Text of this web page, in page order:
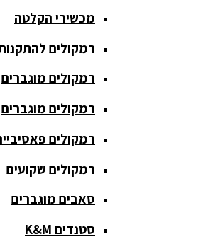
כריזה
ומגפונים
מדונה
אלחוטית
מיקסר
מוגברים
מיקרופון
מכשירי הקלטה
רמקולים להתקנות
רמקולים מוגברים
רמקולים מוגברים
רמקולים פאסיביים
רמקולים שקועים
סאבים מוגברים
סטנדים K&M